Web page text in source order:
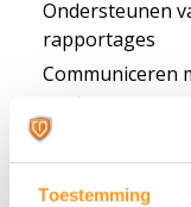
Toestemming
Ondersteunen
rapportages
Communiceren
posten
Werkomgevingen